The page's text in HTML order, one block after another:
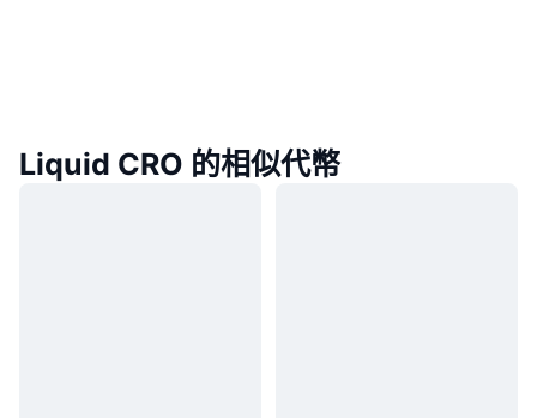
Liquid CRO 的相似代幣